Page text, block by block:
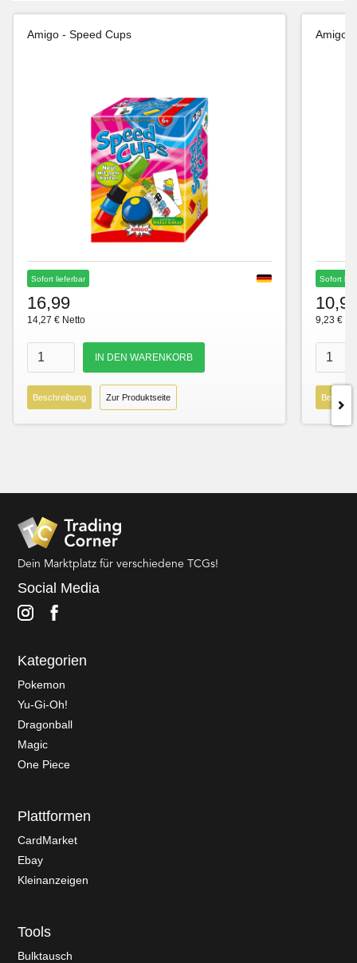
Amigo - Speed Cups
Sofort lieferbar
16,99
14,27 € Netto
Beschreibung Zur Produktseite
Amigo
Sofort
9,23 €
Dein Marktplatz für verschiedene TCGs!
Social Media
Kategorien
Pokemon
Yu-Gi-Oh!
Dragonball
Magic
One Piece
Plattformen
CardMarket
Ebay
Kleinanzeigen
Tools
Bulktausch